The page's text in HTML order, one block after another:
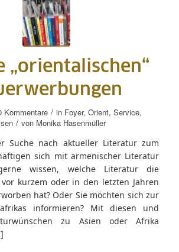
„orientalischen“
Kommentare / in Foyer, Orient, Service,
/ von Monika Hasenmüller
Suche nach aktueller Literatur zum
sich mit armenischer Literatur
wissen, welche Literatur die
kurzem oder in den letzten Jahren
hat? Oder Sie möchten sich zur
informieren? Mit diesen und
zu Asien oder Afrika